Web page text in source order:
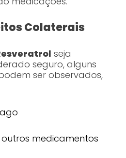
Colaterais
seja
seguro, alguns
ser observados,
medicamentos